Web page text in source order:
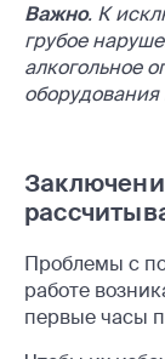
Важно. К
грубое
алкогольное
Проблемы с
работе
первые часы